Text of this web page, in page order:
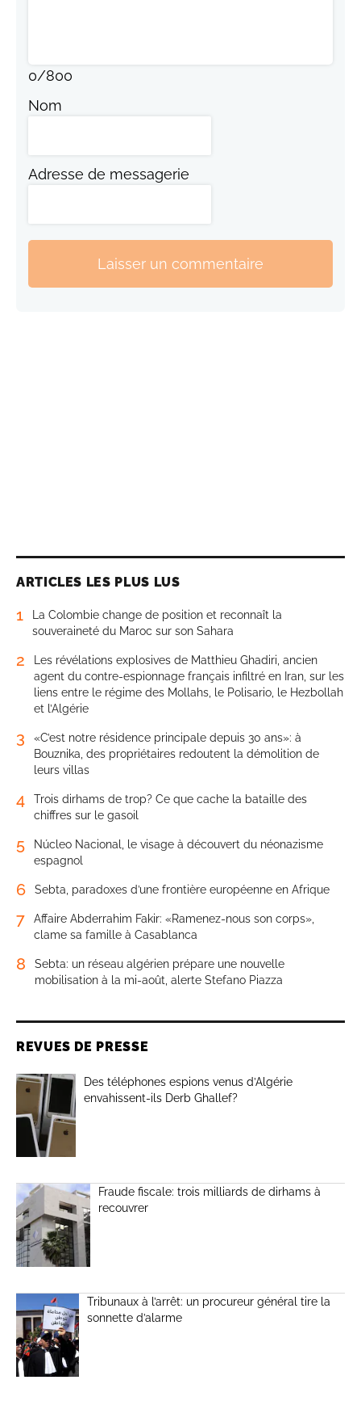
0/800
Nom
Adresse de messagerie
Laisser un commentaire
ARTICLES LES PLUS LUS
1
La Colombie change de position et reconnaît la
souveraineté du Maroc sur son Sahara
2
Les révélations explosives de Matthieu Ghadiri, ancien
agent du contre-espionnage français infiltré en Iran, sur les
liens entre le régime des Mollahs, le Polisario, le Hezbollah
et l’Algérie
3
«C’est notre résidence principale depuis 30 ans»: à
Bouznika, des propriétaires redoutent la démolition de
leurs villas
4
Trois dirhams de trop? Ce que cache la bataille des
chiffres sur le gasoil
5
Núcleo Nacional, le visage à découvert du néonazisme
espagnol
6 Sebta, paradoxes d’une frontière européenne en Afrique
7
Affaire Abderrahim Fakir: «Ramenez-nous son corps»,
clame sa famille à Casablanca
8
Sebta: un réseau algérien prépare une nouvelle
mobilisation à la mi-août, alerte Stefano Piazza
REVUES DE PRESSE
Des téléphones espions venus d’Algérie
envahissent-ils Derb Ghallef?
Fraude fiscale: trois milliards de dirhams à
recouvrer
Tribunaux à l’arrêt: un procureur général tire la
sonnette d’alarme